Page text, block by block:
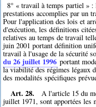
8° « travail à temps partiel » :
prestations accomplies par un
Pour l'application des lois et
d'exécution, les définitions
relatives au temps de travail
juin 2001 portant définition
travail à l'usage de la sécurité
du 26 juillet 1996 portant
la viabilité des régimes légaux
des modalités spécifiques
Art. 28.
A l'article 15 du
juillet 1971, sont apportées les